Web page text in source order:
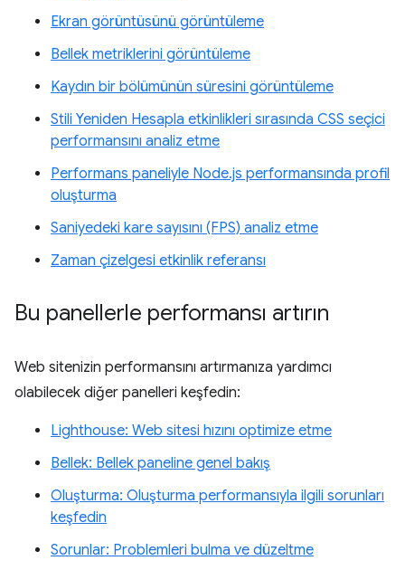
Ekran görüntüsünü görüntüleme
Bellek metriklerini görüntüleme
Kaydın bir bölümünün süresini görüntüleme
Stili Yeniden Hesapla etkinlikleri sırasında CSS seçici
performansını analiz etme
Performans paneliyle Node.js performansında profil
oluşturma
Saniyedeki kare sayısını (FPS) analiz etme
Zaman çizelgesi etkinlik referansı
Bu panellerle performansı artırın
Web sitenizin performansını artırmanıza yardımcı
olabilecek diğer panelleri keşfedin:
Lighthouse: Web sitesi hızını optimize etme
Bellek: Bellek paneline genel bakış
Oluşturma: Oluşturma performansıyla ilgili sorunları
keşfedin
Sorunlar: Problemleri bulma ve düzeltme